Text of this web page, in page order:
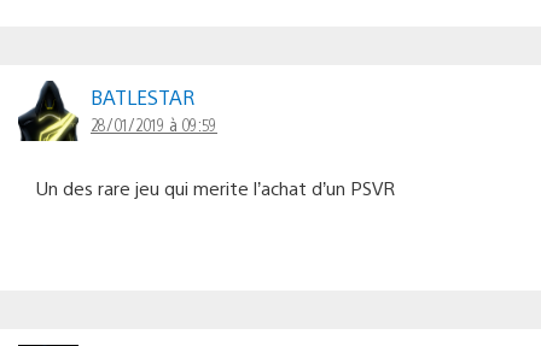
BATLESTAR
28/01/2019 à 09:59
Un des rare jeu qui merite l’achat d’un PSVR